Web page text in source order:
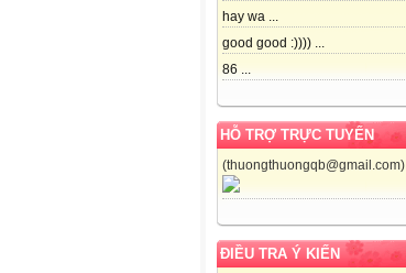
hay wa ...
good good :)))) ...
86 ...
HỖ TRỢ TRỰC TUYẾN
(thuongthuongqb@gmail.com)
ĐIỀU TRA Ý KIẾN